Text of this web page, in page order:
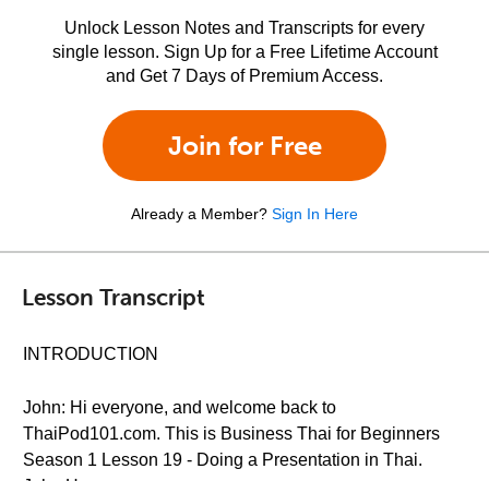
Unlock Lesson Notes and Transcripts for every
single lesson. Sign Up for a Free Lifetime Account
and Get 7 Days of Premium Access.
Join for Free
Already a Member? Sign In Here
Lesson Transcript
INTRODUCTION
John: Hi everyone, and welcome back to
ThaiPod101.com. This is Business Thai for Beginners
Season 1 Lesson 19 - Doing a Presentation in Thai.